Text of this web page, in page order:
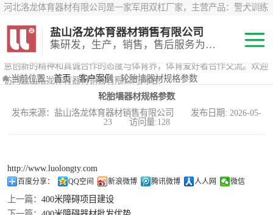
河北洛龙体育器材有限公司是一家军用双杠厂家，主营产品：警犬训练
*训练器材、400米障碍器材、军用单杠、军用双杠、军犬训练器材等训
练器材，咨询攀岩墙价格？在线咨询客服，公司以顾客至上的原则，锐
意创新的精神和真诚合作的态度与体育界，体育爱好者合作交流。欢迎
访问盐山洛龙体育器材销售有限公司网站！
盐山洛龙体育器材销售有限公司
集研发，生产，销售，售后服务为一体
当前位置：首页›客户案例› 轮胎墙器材规格参数
轮胎墙器材规格参数
发布来源：盐山洛龙体育器材销售有限公司 发布日期: 2026-05-
23 访问量:128
http://www.luolongty.com
百度分享： QQ空间 新浪微博 腾讯微博 人人网 微信
上一篇： 400米障碍项目建设
200米障碍器材
心理行为训练器
警犬训练器材
军用单双杠